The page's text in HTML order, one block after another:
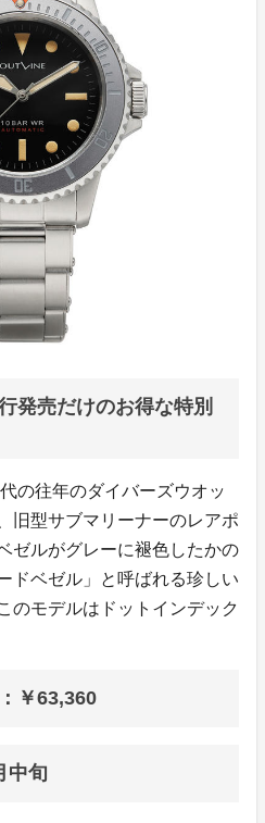
発売だけのお得な特別
の往年のダイバーズウオッ
旧型サブマリーナーのレアポ
ゼルがグレーに褪色したかの
ドベゼル」と呼ばれる珍しい
のモデルはドットインデック
￥63,360
中旬